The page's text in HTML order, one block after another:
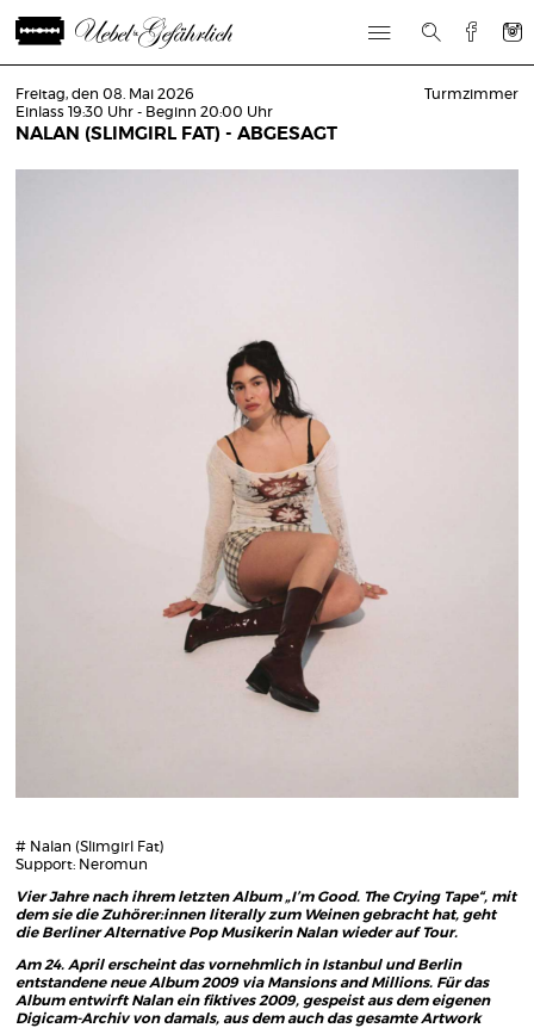
Freitag, den 08. Mai 2026
Einlass 19:30 Uhr - Beginn 20:00 Uhr
NALAN (SLIMGIRL FAT) - ABGESAGT
Turmzimmer
# Nalan (Slimgirl Fat)
Support: Neromun
Vier Jahre nach ihrem letzten Album „I’m Good. The Crying Tape“, mit
dem sie die Zuhörer:innen literally zum Weinen gebracht hat, geht
die Berliner Alternative Pop Musikerin Nalan wieder auf Tour.
Am 24. April erscheint das vornehmlich in Istanbul und Berlin
entstandene neue Album 2009 via Mansions and Millions. Für das
Album entwirft Nalan ein fiktives 2009, gespeist aus dem eigenen
Digicam-Archiv von damals, aus dem auch das gesamte Artwork